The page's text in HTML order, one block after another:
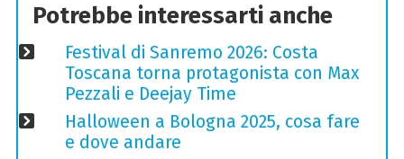
Potrebbe interessarti anche
Festival di Sanremo 2026: Costa
Toscana torna protagonista con Max
Pezzali e Deejay Time
Halloween a Bologna 2025, cosa fare
e dove andare